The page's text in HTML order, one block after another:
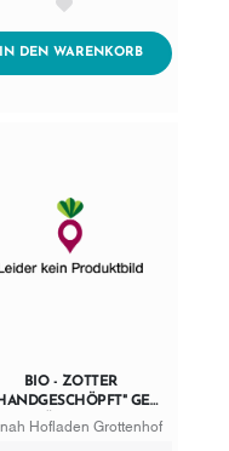
IN DEN WARENKORBADDTOCART
BIO - ZOTTER
GE
NÜSSE 70G
Hofladen Grottenhof